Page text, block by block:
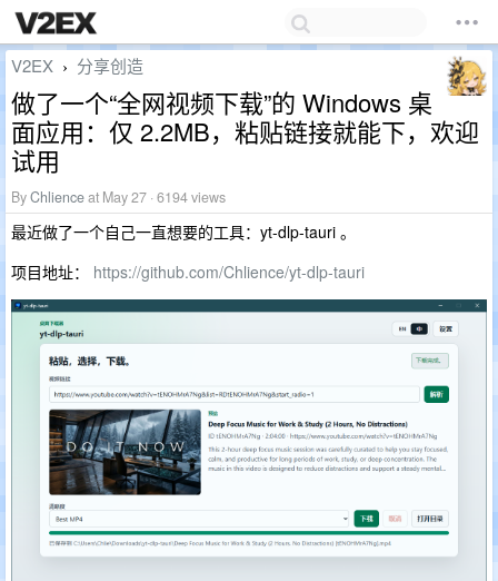
V2EX › 分享创造
做了一个“全网视频下载”的 Windows 桌
面应用：仅 2.2MB，粘贴链接就能下，欢迎
试用
ByChlienceat May 27 · 6194 views
最近做了一个自己一直想要的工具：yt-dlp-tauri 。
项目地址： https://github.com/Chlience/yt-dlp-tauri